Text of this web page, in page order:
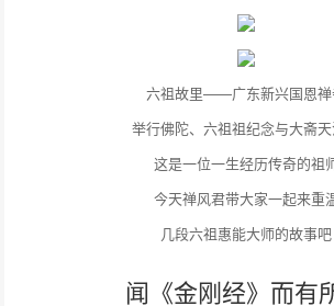
六祖故里——广东新兴国恩
举行佛陀、六祖祖纪念与大斋
这是一位一生经历传奇的祖
今天禅风君带大家一起来重
几段六祖惠能大师的故事吧
闻《金刚经》而有